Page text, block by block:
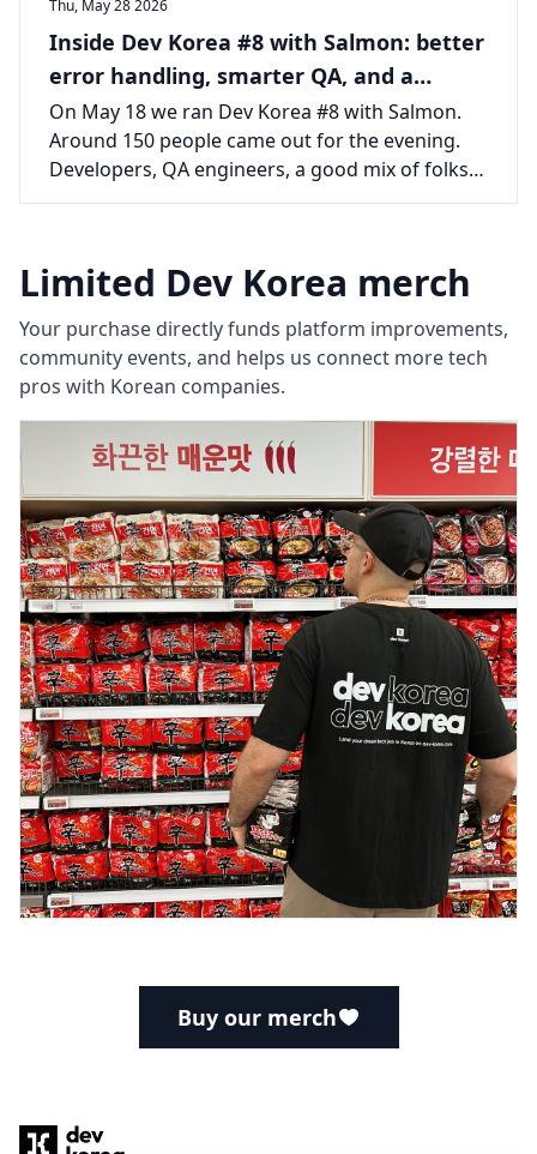
Thu, May 28 2026
Inside Dev Korea #8 with Salmon: better
error handling, smarter QA, and a
packed room in Seoul
On May 18 we ran Dev Korea #8 with Salmon.
Around 150 people came out for the evening.
Developers, QA engineers, a good mix of folks
from across the Seoul tech scene, all there for
Limited Dev Korea merch
Your purchase directly funds platform improvements,
community events, and helps us connect more tech
pros with Korean companies.
Buy our merch